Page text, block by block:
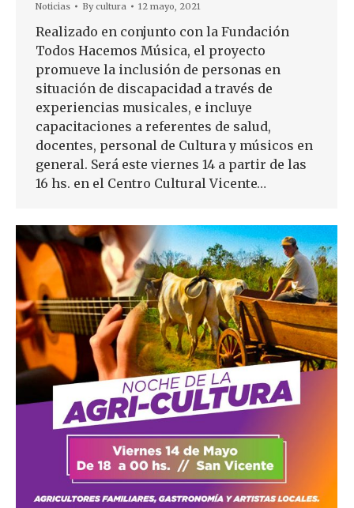
Noticias Bycultura 12 mayo, 2021
Realizado en conjunto con la Fundación
Todos Hacemos Música, el proyecto
promueve la inclusión de personas en
situación de discapacidad a través de
experiencias musicales, e incluye
capacitaciones a referentes de salud,
docentes, personal de Cultura y músicos en
general. Será este viernes 14 a partir de las
16 hs. en el Centro Cultural Vicente…